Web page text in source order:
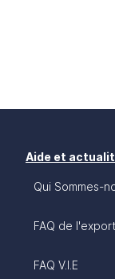
Aide et
Qui Sommes-
FAQ de l'export
FAQ V.I.E